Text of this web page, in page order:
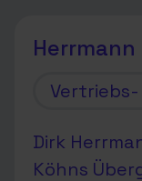
Herrmann
Dirk
Köhns